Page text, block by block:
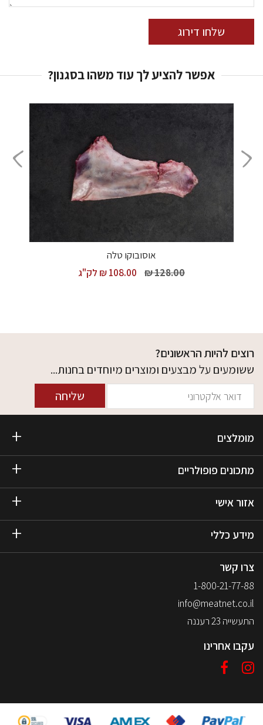
שלחו דירוג
אפשר להציע לך עוד משהו בסגנון?
אוסובוקו טלה
128.00 ₪
108.00 ₪ לק"ג
רוצים להיות הראשונים?
ששומעים על מבצעים ומוצרים מיוחדים בחנות...
שליחה
מומלצים
מתכונים פופולריים
אזור אישי
מידע כללי
צרו קשר
1-800-21-77-88
info@meatnet.co.il
התעשייה 23 רעננה
עקבו אחרינו